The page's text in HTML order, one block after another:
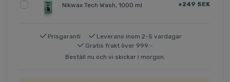
Nikwax Tech Wash, 1000 ml +249 SEK
Prisgaranti
Leverans inom 2-5 vardagar
Gratis frakt över 999:-
Beställ nu och vi skickar i morgon.